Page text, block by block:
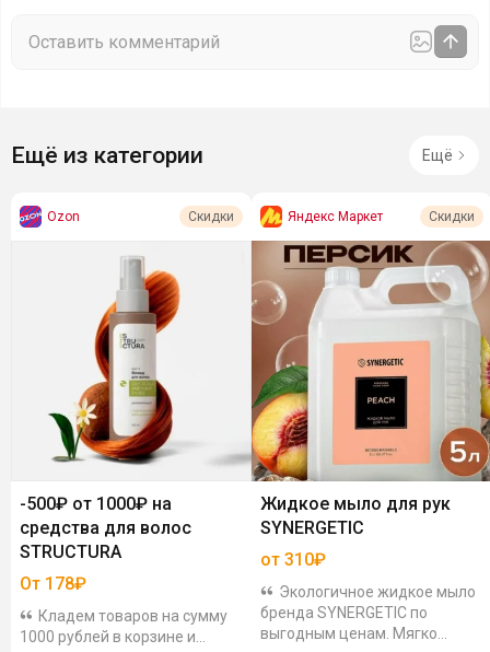
Ещё из категории Ещё
Ozon Скидки
-500₽ от 1000₽ на
средства для волос
STRUCTURA
От 178₽
Кладем товаров на сумму
1000 рублей в корзине и
Яндекс Маркет Скидки
Жидкое мыло для рук
SYNERGETIC
от 310₽
Экологичное жидкое мыло
бренда SYNERGETIC по
выгодным ценам. Мягко